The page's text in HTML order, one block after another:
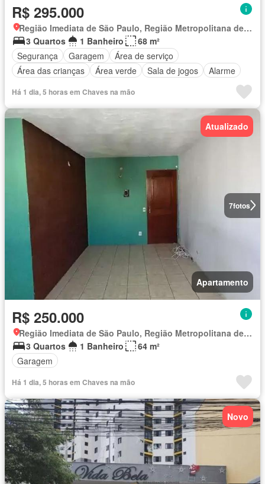
R$ 295.000
Região Imediata de São Paulo, Região Metropolitana de São Paulo
3 Quartos
1 Banheiro
68 m²
Segurança
Garagem
Área de serviço
Área das crianças
Área verde Sala de jogos Alarme
Há 1 dia, 5 horas em Chaves na mão
7fotos
Atualizado
Apartamento
R$ 250.000
Região Imediata de São Paulo, Região Metropolitana de São Paulo
3 Quartos
1 Banheiro
64 m²
Garagem
Há 1 dia, 5 horas em Chaves na mão
Novo